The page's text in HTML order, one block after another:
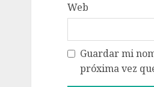
Web
Guardar mi
próxima vez